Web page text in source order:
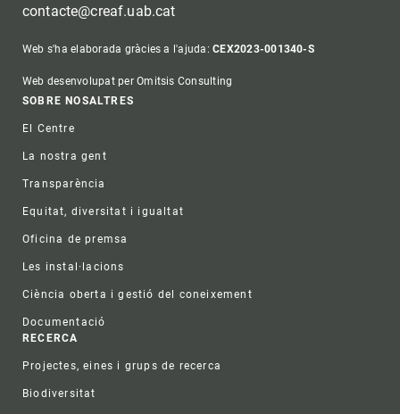
contacte@creaf.uab.cat
Web s'ha elaborada gràcies a l'ajuda:CEX2023-001340-S
Web desenvolupat per Omitsis Consulting
Footer
SOBRE NOSALTRES
El Centre
La nostra gent
Transparència
Equitat, diversitat i igualtat
Oficina de premsa
Les instal·lacions
Ciència oberta i gestió del coneixement
Documentació
RECERCA
Projectes, eines i grups de recerca
Biodiversitat